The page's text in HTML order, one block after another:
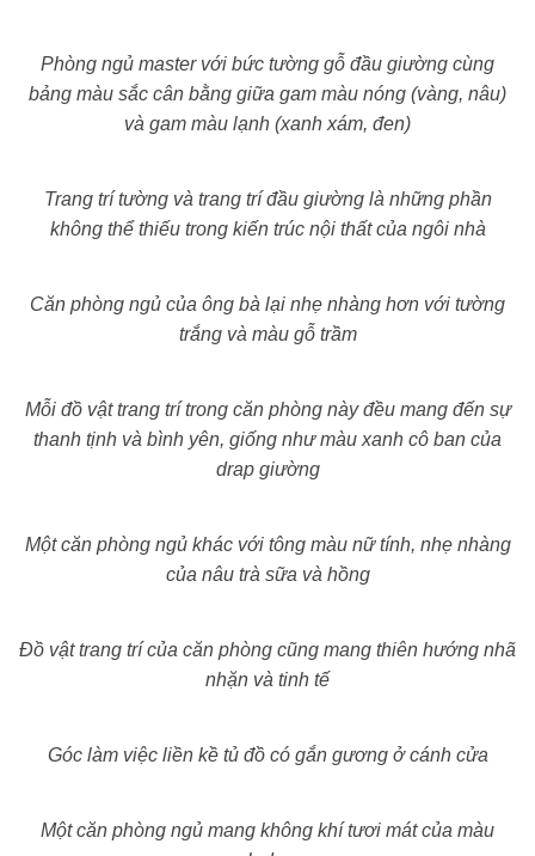
Phòng ngủ master với bức tường gỗ đầu giường cùng
bảng màu sắc cân bằng giữa gam màu nóng (vàng, nâu)
và gam màu lạnh (xanh xám, đen)
Trang trí tường và trang trí đầu giường là những phần
không thể thiếu trong kiến trúc nội thất của ngôi nhà
Căn phòng ngủ của ông bà lại nhẹ nhàng hơn với tường
trắng và màu gỗ trầm
Mỗi đồ vật trang trí trong căn phòng này đều mang đến sự
thanh tịnh và bình yên, giống như màu xanh cô ban của
drap giường
Một căn phòng ngủ khác với tông màu nữ tính, nhẹ nhàng
của nâu trà sữa và hồng
Đồ vật trang trí của căn phòng cũng mang thiên hướng nhã
nhặn và tinh tế
Góc làm việc liền kề tủ đồ có gắn gương ở cánh cửa
Một căn phòng ngủ mang không khí tươi mát của màu